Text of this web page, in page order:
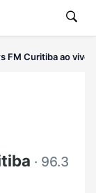
FM Curitiba ao vivo
· 96.3